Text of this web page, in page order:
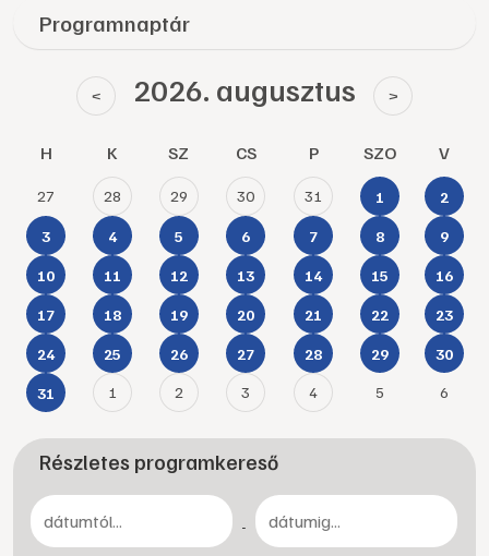
Programnaptár
< 2026. augusztus >
H K SZ CS P SZO V
27 28 29 30 31 1 2
3 4 5 6 7 8 9
10 11 12 13 14 15 16
17 18 19 20 21 22 23
24 25 26 27 28 29 30
31 1 2 3 4 5 6
Részletes programkereső
-